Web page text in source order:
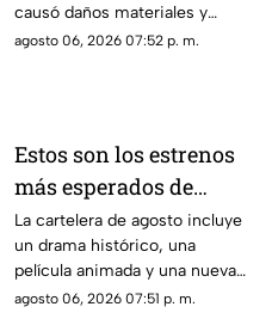
causó daños materiales y
generó un operativo de
agosto 06, 2026 07:52 p. m.
Estos son los estrenos
más esperados de
agosto
La cartelera de agosto incluye
un drama histórico, una
película animada y una nueva
entrega de terror para distintos
agosto 06, 2026 07:51 p. m.